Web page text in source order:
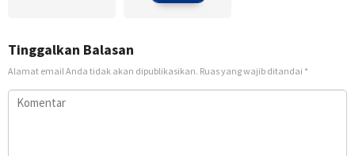
Tinggalkan Balasan
Alamat email Anda tidak akan dipublikasikan. Ruas yang wajib ditandai *